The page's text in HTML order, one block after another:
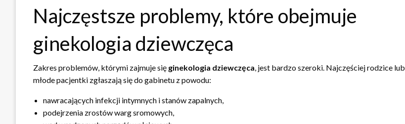
Najczęstsze problemy, które obejmuje
ginekologia dziewczęca
Zakres problemów, którymi zajmuje się ginekologia dziewczęca, jest bardzo szeroki. Najczęściej rodzice lub
młode pacjentki zgłaszają się do gabinetu z powodu:
nawracających infekcji intymnych i stanów zapalnych,
podejrzenia zrostów warg sromowych,